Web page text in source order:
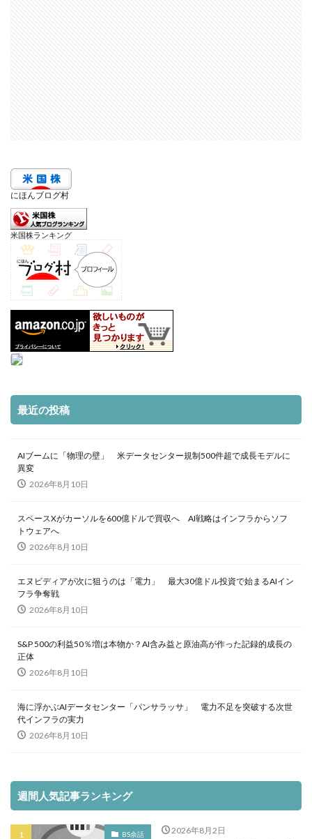
にほんブログ村
米国株ランキング
最近の投稿
AIブームに「物理の壁」 米データセンター規制500件超で成長モデルに
異変
2026年8月10日
スペースXがカーソルを600億ドルで買収へ AI戦略はインフラからソフ
トウェアへ
2026年8月10日
エヌビディアが次に狙うのは「電力」 最大30億ドル投資で始まるAIイン
フラ争奪戦
2026年8月10日
S&P 500の利益50％増は本物か？AI含み益と原油高が作った記録的成長の
正体
2026年8月10日
海に浮かぶAIデータセンター「パンサラッサ」 電力不足を突破する次世
代インフラの実力
2026年8月10日
週間人気記事ランキング
BS余話 2026年8月2日